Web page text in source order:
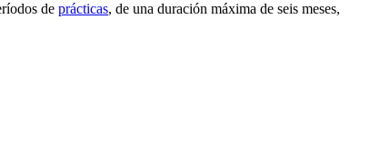
de prácticas, de una duración máxima de seis meses,